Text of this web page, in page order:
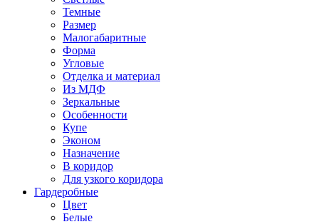
Темные
Размер
Малогабаритные
Форма
Угловые
Отделка и материал
Из МДФ
Зеркальные
Особенности
Купе
Эконом
Назначение
В коридор
Для узкого коридора
Гардеробные
Цвет
Белые